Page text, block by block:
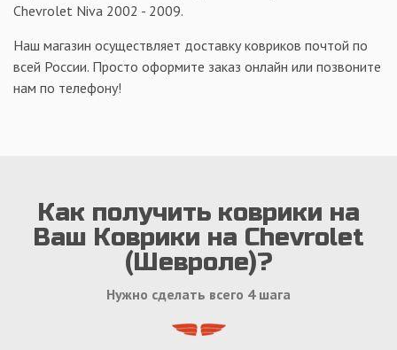
Chevrolet Niva 2002 - 2009.
Наш магазин осуществляет доставку ковриков почтой по
всей России. Просто оформите заказ онлайн или позвоните
нам по телефону!
Как получить коврики на
Ваш Коврики на Chevrolet
(Шевроле)?
Нужно сделать всего 4 шага